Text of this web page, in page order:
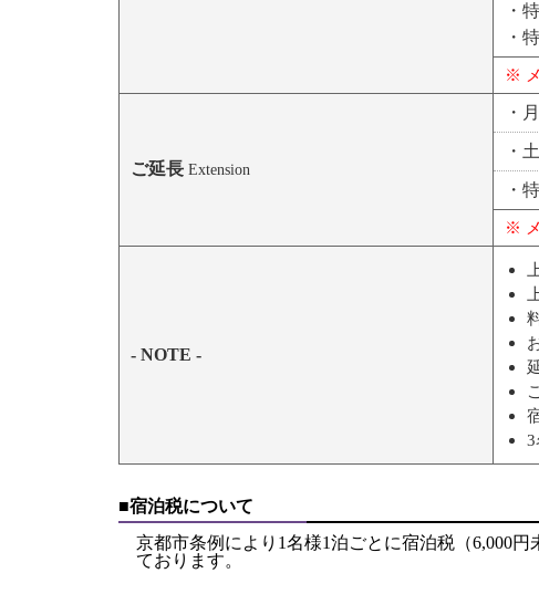
・
・
※
ご延長 Extension
・
・
・
※
- NOTE -
3
■宿泊税について
京都市条例により1名様1泊ごとに宿泊税（6,000円
ております。